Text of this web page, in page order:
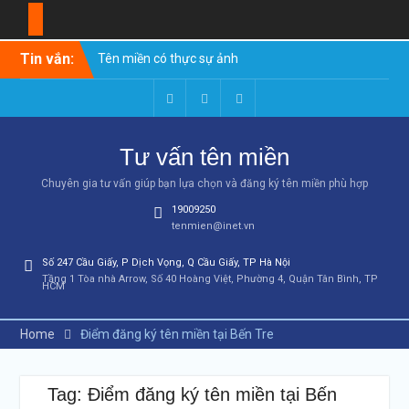
SkipTin vắn:
Tên miền có thực sự ảnh
hưởng đến SEO không? Có
nên mua tên miền chuẩn
SEO?
Nhất Việt Nam? Cách Tính
So Sánh Tên Miền .com và
.vn: 8 Điểm Khác Biệt Quan
Trọng Nhất [2026]
ngành nghề phổ biến nhất
Hướng dẫn toàn diện từ A-Z
(2026)
tiêu chí chọn tên miền giúp
website lên top Google
Tư vấn tên miền
Chuyên gia tư vấn giúp bạn lựa chọn và đăng ký tên miền phù hợp
19009250
tenmien@inet.vn
Số 247 Cầu Giấy, P Dịch Vọng, Q Cầu Giấy, TP Hà Nội
Tầng 1 Tòa nhà Arrow, Số 40 Hoàng Việt, Phường 4, Quận Tân Bình, TP
HCM
Home Điểm đăng ký tên miền tại Bến Tre
Tag: Điểm đăng ký tên miền tại Bến